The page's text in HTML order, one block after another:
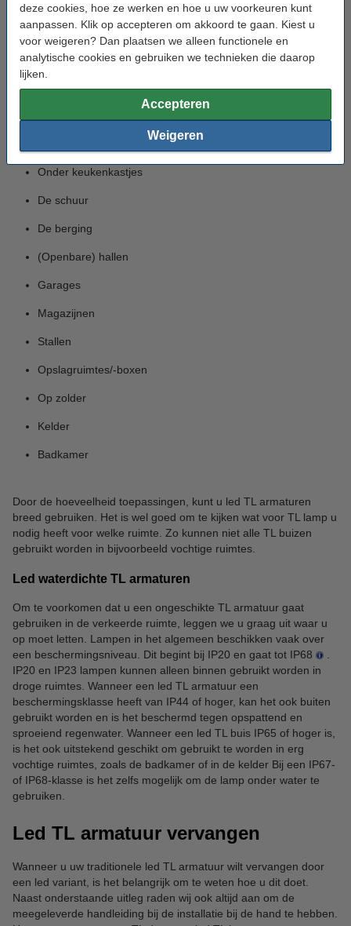
deze cookies, hoe ze werken en hoe u uw voorkeuren kunt
aanpassen. Klik op accepteren om akkoord te gaan. Kiest u
voor weigeren? Dan plaatsen we alleen functionele en
analytische cookies en gebruiken we technieken die daarop
lijken.
Accepteren
Weigeren
3000K.
Toepassingen led TL armaturen
Led TL armaturen worden gebruikt voor veel verschillende
wij hieronder enkele van deze toepassingen voor u op een rijtje
Onder keukenkastjes
De schuur
De berging
(Openbare) hallen
Garages
Magazijnen
Stallen
Opslagruimtes/-boxen
Op zolder
Kelder
Badkamer
Door de hoeveelheid toepassingen, kunt u led TL armaturen
breed gebruiken. Het is wel goed om te kijken wat voor TL lamp u
nodig heeft voor welke ruimte. Zo kunnen niet alle TL buizen
gebruikt worden in bijvoorbeeld vochtige ruimtes.
Led waterdichte TL armaturen
Om te voorkomen dat u een ongeschikte TL armatuur gaat
gebruiken in de verkeerde ruimte, leggen we u graag uit waar u
op moet letten. Lampen in het algemeen beschikken vaak over
een beschermingsniveau. Dit begint bij IP20 en gaat tot IP68
IP20 en IP23 lampen kunnen alleen binnen gebruikt worden in
droge ruimtes. Wanneer een led TL armatuur een
beschermingsklasse heeft van IP44 of hoger, kan het ook buiten
gebruikt worden en is het beschermd tegen opspattend en
sproeiend regenwater. Wanneer een led TL buis IP65 of hoger is,
is het ook uitstekend geschikt om gebruikt te worden in erg
vochtige ruimtes, zoals de badkamer of in de kelder Bij een IP67-
of IP68-klasse is het zelfs mogelijk om de lamp onder water te
gebruiken.
Led TL armatuur vervangen
Wanneer u uw traditionele led TL armatuur wilt vervangen door
een led variant, is het belangrijk om te weten hoe u dit doet.
Naast onderstaande uitleg raden wij ook altijd aan om de
meegeleverde handleiding bij de installatie bij de hand te hebben.